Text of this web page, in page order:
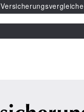
Versicherungsvergleiche